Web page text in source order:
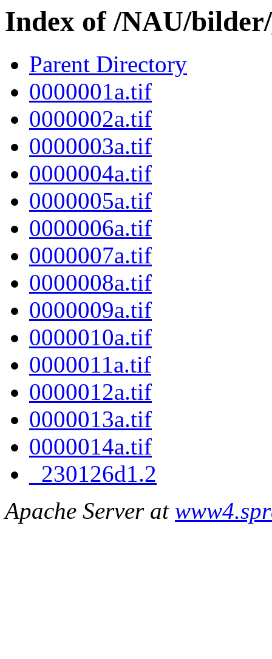
Index of /NAU/
Parent Directory
0000001a.tif
0000002a.tif
0000003a.tif
0000004a.tif
0000005a.tif
0000006a.tif
0000007a.tif
0000008a.tif
0000009a.tif
0000010a.tif
0000011a.tif
0000012a.tif
0000013a.tif
0000014a.tif
_230126d1.2
Apache Server at